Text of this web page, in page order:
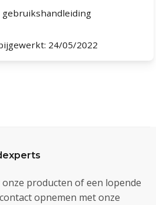
gebruikshandleiding
24/05/2022
producten of een lopende
opnemen met onze